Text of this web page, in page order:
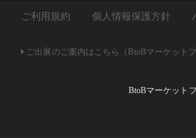
ご利用規約 個人情報保護方針
ご出展のご案内はこちら（BtoBマーケット
BtoBマーケット